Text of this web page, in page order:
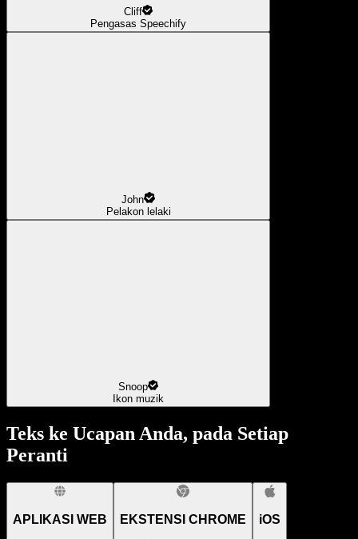
Cliff
Pengasas Speechify
John
Pelakon lelaki
Snoop
Ikon muzik
Teks ke Ucapan Anda, pada Setiap
Peranti
APLIKASI WEB EKSTENSI CHROME iOS